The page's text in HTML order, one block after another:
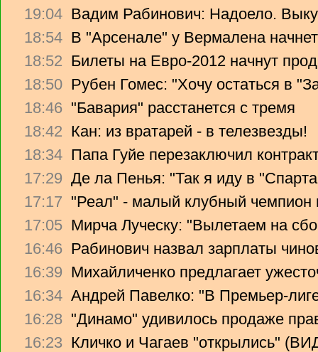
19:04 Вадим Рабинович: Надоело.
18:54 В "Арсенале" у Вермалена
18:52 Билеты на Евро-2012 начнут
18:50 Рубен Гомес: "Хочу остаться в
18:46 "Бавария" расстанется с тремя
18:42 Кан: из вратарей - в телезвезды!
18:34 Папа Гуйе перезаключил
17:29 Де ла Пенья: "Так я иду в
17:17 "Реал" - малый клубный чемпион
17:05 Мирча Луческу: "Вылетаем на
16:46 Рабинович назвал зарплаты
16:39 Михайличенко предлагает
16:34 Андрей Павелко: "В Премьер-
16:28 "Динамо" удивилось продаже
16:23 Кличко и Чагаев "открылись"